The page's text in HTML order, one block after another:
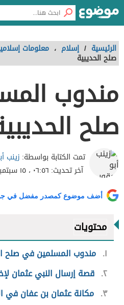
الرئيسية / إسلام ، معلومات
صلح الحديبية
مندوب
صلح
تمت الكتابة بواسطة: زينب
آخر تحديث: ٠٦:٥٦ ، ١٥ سبتمبر ٢٠٢٢
أضف موضوع كمصدر مفضل في
محتويات
١ مندوب المسلمين في صلح
٢ قصة إرسال النبي عثمان
٣ مكانة عثمان بن عفان في